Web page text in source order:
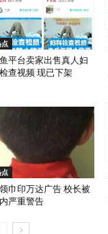
平台卖家出售真人妇
查视频 现已下架
巾印万达广告 校长被
严重警告